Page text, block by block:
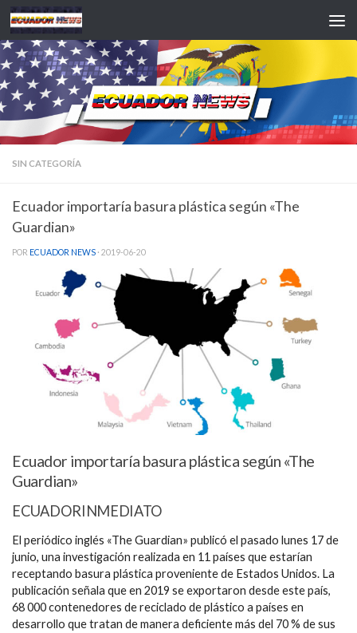
Saltar al contenido
SIN CATEGORÍA
Ecuador importaría basura plástica según «The
Guardian»
POR ECUADOR NEWS · 2019-06-20
Ecuador importaría basura plástica según «The
Guardian»
ECUADORINMEDIATO
El periódico inglés «The Guardian» publicó el pasado lunes 17 de
junio, una investigación realizada en 11 países que estarían
receptando basura plástica proveniente de Estados Unidos. La
publicación señala que en 2019 se exportaron desde este país,
68 000 contenedores de reciclado de plástico a países en
desarrollo que tratan de manera deficiente más del 70 % de sus